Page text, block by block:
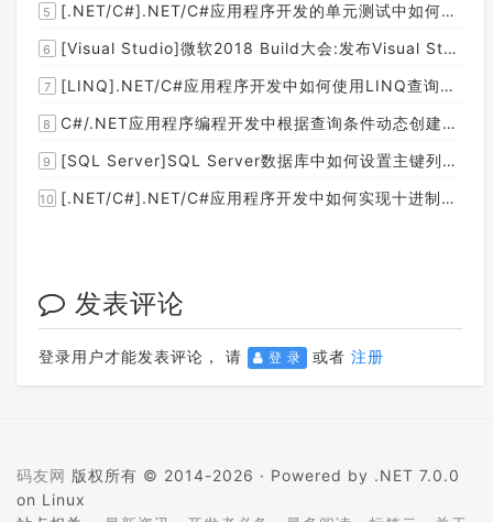
5 [.NET/C#].NET/C#应用程序开发的单元测试中如何获取当前程序集所在的目录路径？
6 [Visual Studio]微软2018 Build大会:发布Visual Studio,Visual Stuido for Mac,.NET Core以及Xamarin.Forms的最新版本及更新
7 [LINQ].NET/C#应用程序开发中如何使用LINQ查询集合中元素的某个属性值在另外一个集合中存在的子集？
8 C#/.NET应用程序编程开发中根据查询条件动态创建LINQ的Where查询表达式的实现方案
9 [SQL Server]SQL Server数据库中如何设置主键列为自增列？
10 [.NET/C#].NET/C#应用程序开发中如何实现十进制数字和十六进制间的相互转换呢？
发表评论
登录用户才能发表评论， 请 登 录 或者 注册
码友网 版权所有 © 2014-2026 · Powered by .NET 7.0.0
on Linux